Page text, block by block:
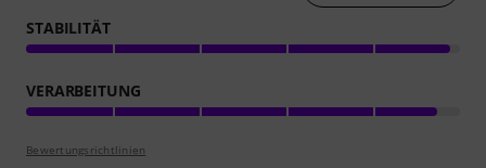
STABILITÄT
VERARBEITUNG
Bewertungsrichtlinien